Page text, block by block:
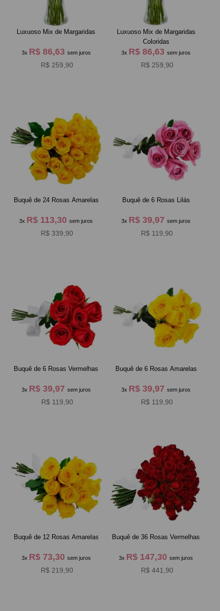
Luxuoso Mix de Margaridas
3x R$ 86,63 sem juros
R$ 259,90
Luxuoso Mix de Margaridas
Coloridas
3x R$ 86,63sem juros
R$ 259,90
Buquê de 24 Rosas Amarelas
3x R$ 113,30sem juros
R$ 339,90
Buquê de 6 Rosas Lilás
3x R$ 39,97sem juros
R$ 119,90
Buquê de 6 Rosas Vermelhas
3x R$ 39,97 sem juros
R$ 119,90
Buquê de 6 Rosas Amarelas
3x R$ 39,97sem juros
R$ 119,90
Buquê de 12 Rosas Amarelas
3x R$ 73,30 sem juros
R$ 219,90
Buquê de 36 Rosas Vermelhas
3x R$ 147,30sem juros
R$ 441,90